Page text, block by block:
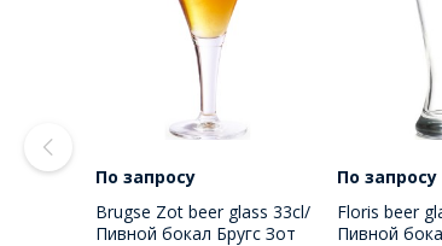
По запросу
Brugse Zot beer glass 33cl/
Пивной бокал Бругс Зот
По запросу
Floris beer
Пивной